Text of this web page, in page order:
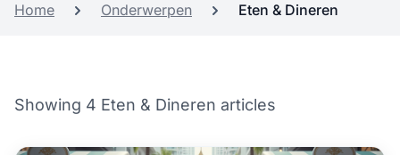
Home Onderwerpen Eten & Dineren
Showing 4 Eten & Dineren articles